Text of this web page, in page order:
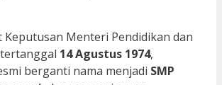
Keputusan Menteri Pendidikan dan
14 Agustus 1974,
berganti nama menjadi SMP